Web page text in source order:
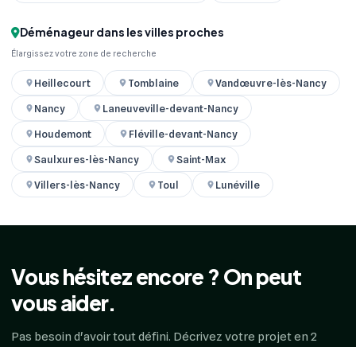
Déménageur dans les villes proches
Élargissez votre zone de recherche
Heillecourt Tomblaine
Vandœuvre-lès-Nancy
Nancy
Laneuveville-devant-Nancy
Houdemont
Fléville-devant-Nancy
Saulxures-lès-Nancy
Saint-Max
Villers-lès-Nancy
Toul Lunéville
Vous hésitez encore ? On peut
vous aider.
Pas besoin d'avoir tout défini. Décrivez votre projet en 2